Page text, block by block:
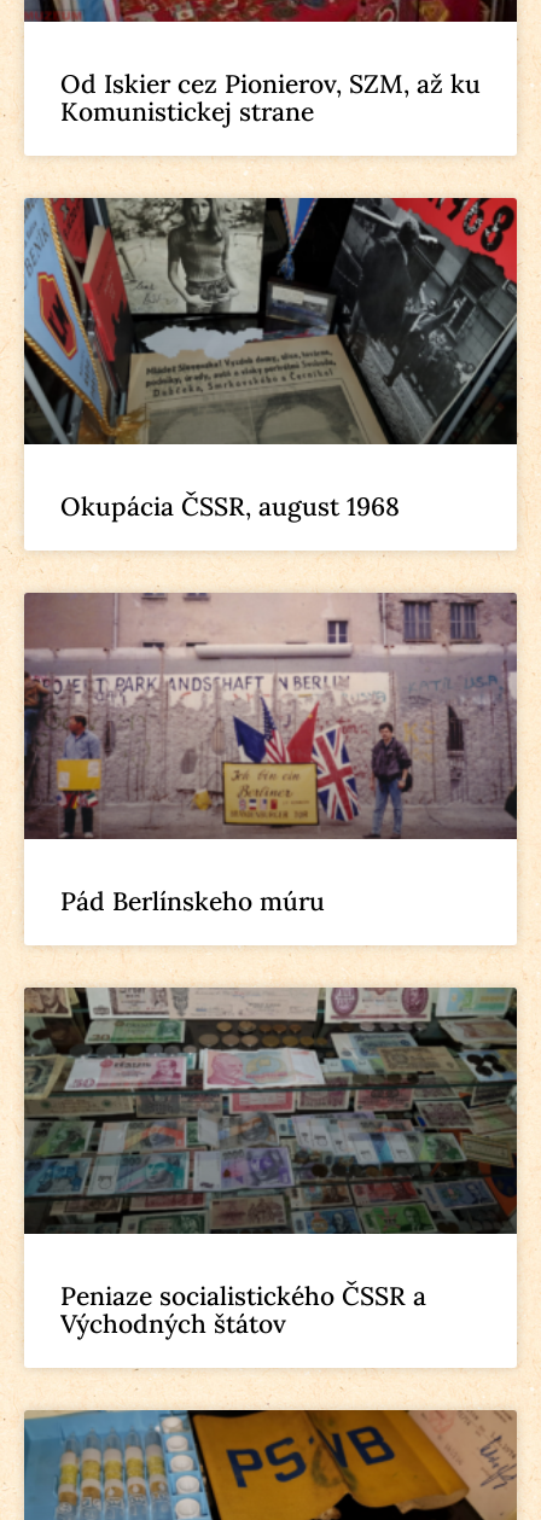
Od Iskier cez Pionierov, SZM, až ku
Komunistickej strane
Okupácia ČSSR, august 1968
Pád Berlínskeho múru
Peniaze socialistického ČSSR a
Východných štátov